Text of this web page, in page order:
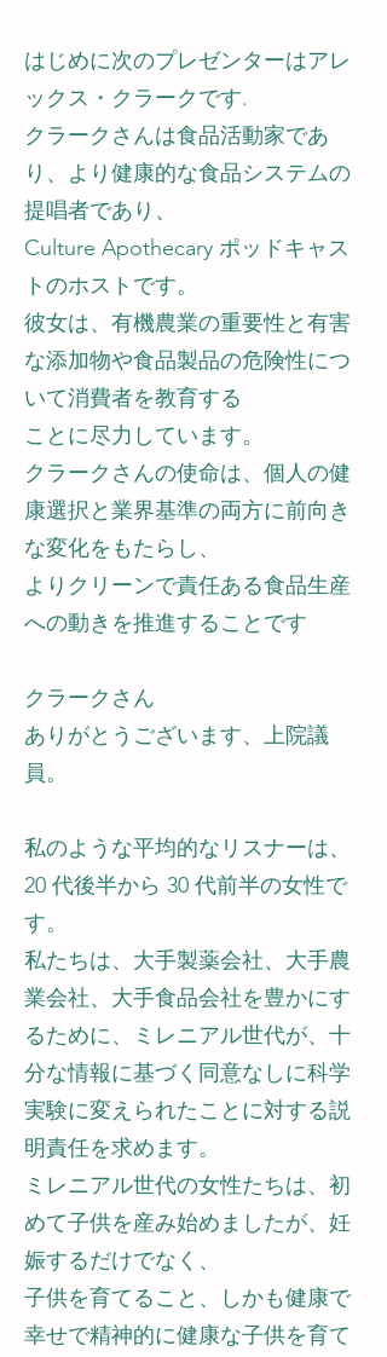
はじめに次のプレゼンターはアレ
ックス・クラークです.
クラークさんは食品活動家であ
り、より健康的な食品システムの
提唱者であり、
Culture Apothecary ポッドキャス
トのホストです。
彼女は、有機農業の重要性と有害
な添加物や食品製品の危険性につ
いて消費者を教育する
ことに尽力しています。
クラークさんの使命は、個人の健
康選択と業界基準の両方に前向き
な変化をもたらし、
よりクリーンで責任ある食品生産
への動きを推進することです
クラークさん
ありがとうございます、上院議
員。
私のような平均的なリスナーは、
20 代後半から 30 代前半の女性で
す。
私たちは、大手製薬会社、大手農
業会社、大手食品会社を豊かにす
るために、ミレニアル世代が、十
分な情報に基づく同意なしに科学
実験に変えられたことに対する説
明責任を求めます。
ミレニアル世代の女性たちは、初
めて子供を産み始めましたが、妊
娠するだけでなく、
子供を育てること、しかも健康で
幸せで精神的に健康な子供を育て